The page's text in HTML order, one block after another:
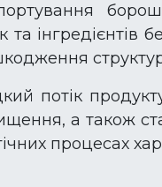
та інгредієнтів
потік
а також
процесах